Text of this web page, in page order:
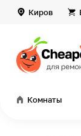
Киров
Комнаты